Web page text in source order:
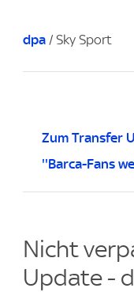
dpa / Sky Sport
Zum Transfer
''Barca-Fans
Nicht
Update -